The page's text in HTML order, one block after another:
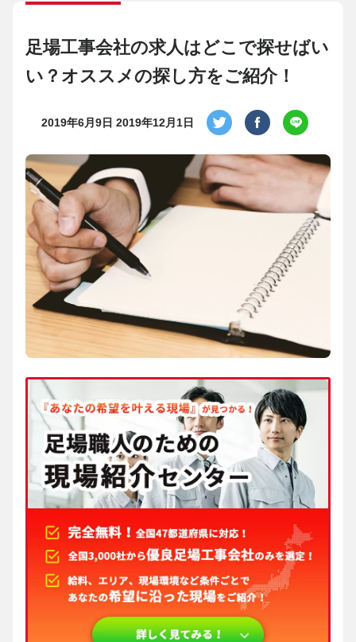
足場工事会社の求人はどこで探せばい
い？オススメの探し方をご紹介！
2019年6月9日 2019年12月1日